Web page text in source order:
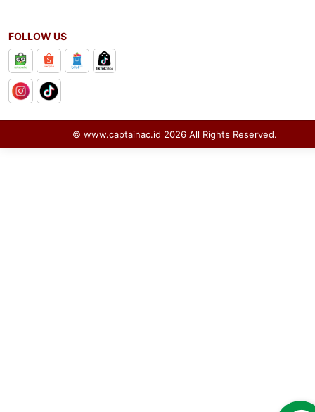
FOLLOW US
© www.captainac.id 2026 All Rights Reserved.